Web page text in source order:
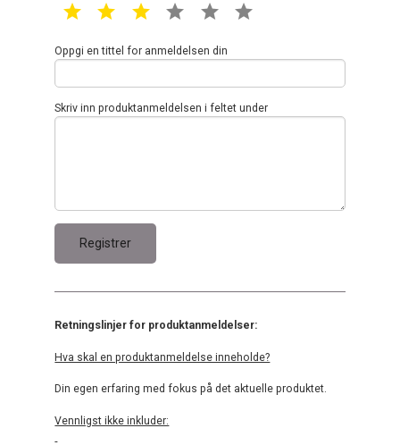
1 star 2 star 3 star 4 star 5 star
Oppgi en tittel for anmeldelsen din
Skriv inn produktanmeldelsen i feltet under
Retningslinjer for produktanmeldelser:
Hva skal en produktanmeldelse inneholde?
Din egen erfaring med fokus på det aktuelle produktet.
Vennligst ikke inkluder: